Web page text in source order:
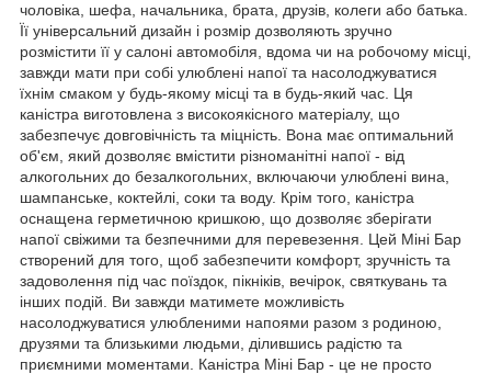
чоловіка, шефа, начальника, брата, друзів, колеги або батька.
Її універсальний дизайн і розмір дозволяють зручно
розмістити її у салоні автомобіля, вдома чи на робочому місці,
завжди мати при собі улюблені напої та насолоджуватися
їхнім смаком у будь-якому місці та в будь-який час. Ця
каністра виготовлена з високоякісного матеріалу, що
забезпечує довговічність та міцність. Вона має оптимальний
об'єм, який дозволяє вмістити різноманітні напої - від
алкогольних до безалкогольних, включаючи улюблені вина,
шампанське, коктейлі, соки та воду. Крім того, каністра
оснащена герметичною кришкою, що дозволяє зберігати
напої свіжими та безпечними для перевезення. Цей Міні Бар
створений для того, щоб забезпечити комфорт, зручність та
задоволення під час поїздок, пікніків, вечірок, святкувань та
інших подій. Ви завжди матимете можливість
насолоджуватися улюбленими напоями разом з родиною,
друзями та близькими людьми, ділившись радістю та
приємними моментами. Каністра Міні Бар - це не просто